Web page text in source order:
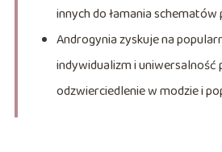
innych do łamania schematów
Androgynia zyskuje na
indywidualizm i uniwersalność
odzwierciedlenie w modzie i